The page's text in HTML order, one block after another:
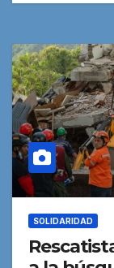
SOLIDARIDAD